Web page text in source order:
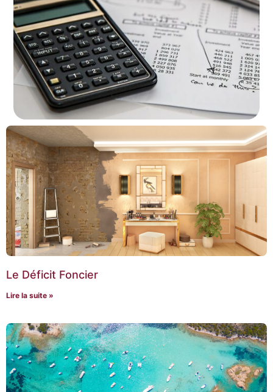
Le Déficit Foncier
Lire la suite »